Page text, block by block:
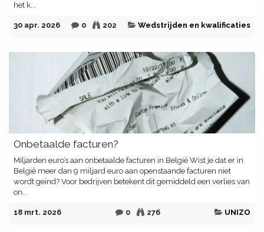
het k...
30 apr. 2026 0 202 Wedstrijden en kwalificaties
Onbetaalde facturen?
Miljarden euro’s aan onbetaalde facturen in België​ Wist je dat er in
België meer dan 9 miljard euro aan openstaande facturen niet
wordt geïnd? Voor bedrijven betekent dit gemiddeld een verlies van
on...
18 mrt. 2026 0 276 UNIZO